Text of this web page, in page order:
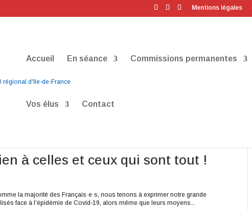
Mentions légales
Accueil En séance Commissions permanentes
Vos élus Contact
à celles et ceux qui sont tout !
la majorité des Français·e·s, nous tenons à exprimer notre grande
face à l’épidémie de Covid-19, alors même que leurs moyens...